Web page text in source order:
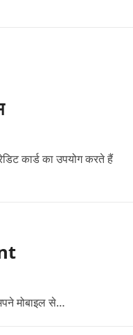
कार्ड का उपयोग करते हैं
मोबाइल से…